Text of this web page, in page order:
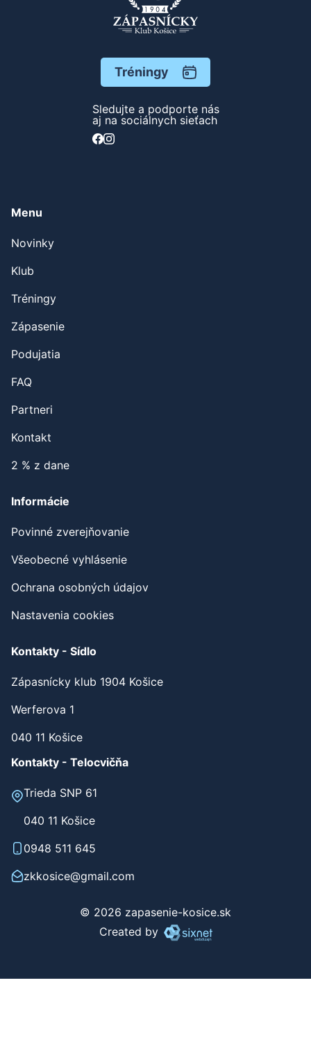
Tréningy
Sledujte a podporte nás
Menu
Novinky
Klub
Tréningy
Zápasenie
Podujatia
FAQ
Partneri
Kontakt
2 % z dane
Informácie
Povinné zverejňovanie
Všeobecné vyhlásenie
Ochrana osobných údajov
Nastavenia cookies
Kontakty - Sídlo
Zápasnícky klub 1904 Košice
Werferova 1
040 11 Košice
Kontakty - Telocvičňa
Trieda SNP 61
040 11 Košice
0948 511 645
zkkosice@gmail.com
© 2026 zapasenie-kosice.sk